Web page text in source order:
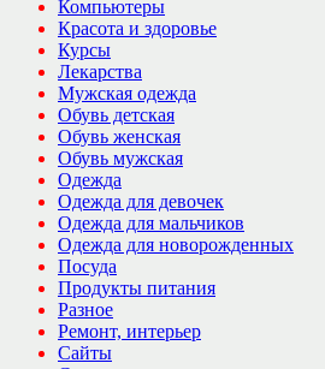
Компьютеры
Красота и здоровье
Курсы
Лекарства
Мужская одежда
Обувь детская
Обувь женская
Обувь мужская
Одежда
Одежда для девочек
Одежда для мальчиков
Одежда для новорожденных
Посуда
Продукты питания
Разное
Ремонт, интерьер
Сайты